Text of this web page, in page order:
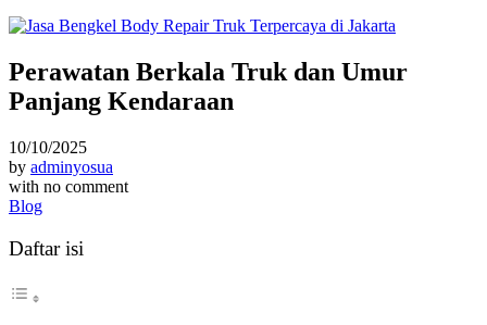
Perawatan Berkala Truk dan Umur
Panjang Kendaraan
10/10/2025
by adminyosua
with no comment
Blog
Daftar isi